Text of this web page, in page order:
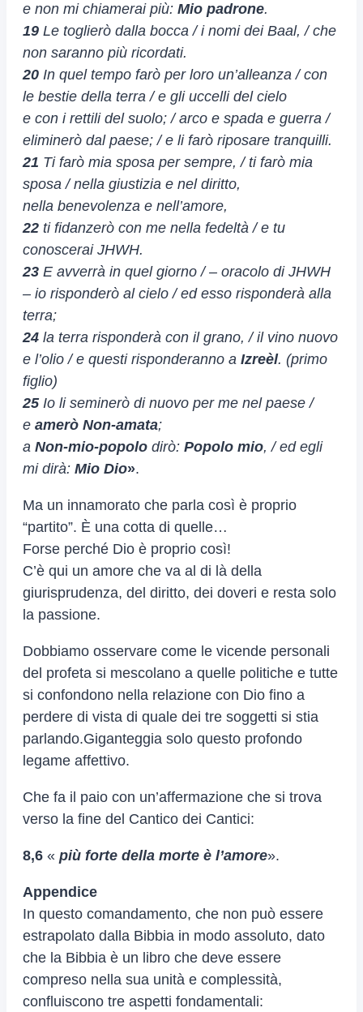
e non mi chiamerai più: Mio padrone.
19 Le toglierò dalla bocca / i nomi dei Baal, / che
non saranno più ricordati.
20 In quel tempo farò per loro un’alleanza / con
le bestie della terra / e gli uccelli del cielo
e con i rettili del suolo; / arco e spada e guerra /
eliminerò dal paese; / e li farò riposare tranquilli.
21 Ti farò mia sposa per sempre, / ti farò mia
sposa / nella giustizia e nel diritto,
nella benevolenza e nell’amore,
22 ti fidanzerò con me nella fedeltà / e tu
conoscerai JHWH.
23 E avverrà in quel giorno / – oracolo di JHWH
– io risponderò al cielo / ed esso risponderà alla
terra;
24 la terra risponderà con il grano, / il vino nuovo
e l’olio / e questi risponderanno a Izreèl. (primo
figlio)
25Io li seminerò di nuovo per me nel paese /
e amerò Non-amata;
a Non-mio-popolo dirò: Popolo mio, / ed egli
mi dirà: Mio Dio».
Ma un innamorato che parla così è proprio
“partito”. È una cotta di quelle…
Forse perché Dio è proprio così!
C’è qui un amore che va al di là della
giurisprudenza, del diritto, dei doveri e resta solo
la passione.
Dobbiamo osservare come le vicende personali
del profeta si mescolano a quelle politiche e tutte
si confondono nella relazione con Dio fino a
perdere di vista di quale dei tre soggetti si stia
parlando.Giganteggia solo questo profondo
legame affettivo.
Che fa il paio con un’affermazione che si trova
verso la fine del Cantico dei Cantici:
8,6 « più forte della morte è l’amore».
Appendice
In questo comandamento, che non può essere
estrapolato dalla Bibbia in modo assoluto, dato
che la Bibbia è un libro che deve essere
compreso nella sua unità e complessità,
confluiscono tre aspetti fondamentali: